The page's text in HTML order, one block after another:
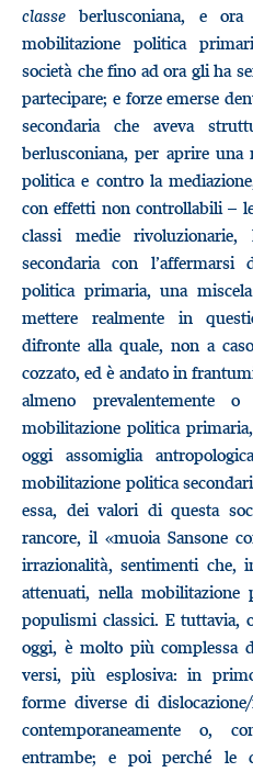
classeberlusconiana, e
mobilitazione politica
società che fino ad ora gli ha
partecipare; e forze emerse
secondaria che aveva
berlusconiana, per aprire una
politica e contro la
con effetti non controllabili –
classi medie
secondaria con
politica primaria, una
mettere realmente in
difronte alla quale, non a
cozzato, ed è andato in
almeno prevalentemente
mobilitazione politica
oggi assomiglia
mobilitazione politica
essa, dei valori di questa
rancore, il «muoia Sansone
irrazionalità, sentimenti che,
attenuati, nella
populismi classici. E tuttavia,
oggi, è molto più complessa
versi, più esplosiva: in
forme diverse di
contemporaneamente o,
entrambe; e poi perché le